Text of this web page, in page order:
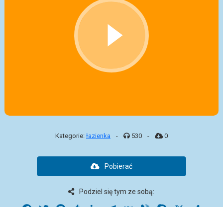
Kategorie: łazienka - 530 - 0
Pobierać
Podziel się tym ze sobą: